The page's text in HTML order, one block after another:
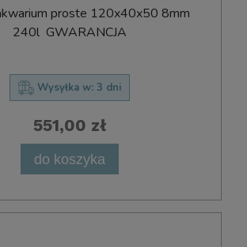
​p​r​o​s​t​e​ ​120x​40​x​50 8mm
240l ​ ​G​W​A​R​A​N​C​J​A
Wysyłka w: 3 dni
551,00 zł
do koszyka